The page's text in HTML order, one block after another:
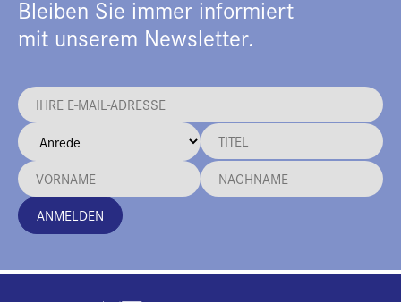
Bleiben Sie immer informiert
mit unserem Newsletter.
ANMELDEN